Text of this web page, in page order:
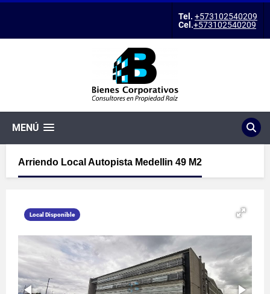
Tel. +573102540209
Cel.+573102540209
MENÚ
Arriendo Local Autopista Medellin 49 M2
Local Disponible